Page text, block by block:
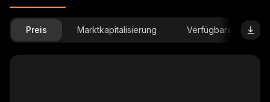
Preis Marktkapitalisierung Verfügbare Menge